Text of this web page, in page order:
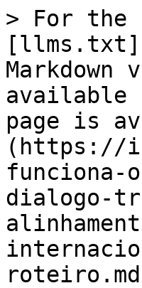
> For the
available
page is
(https://
funciona-
dialogo-